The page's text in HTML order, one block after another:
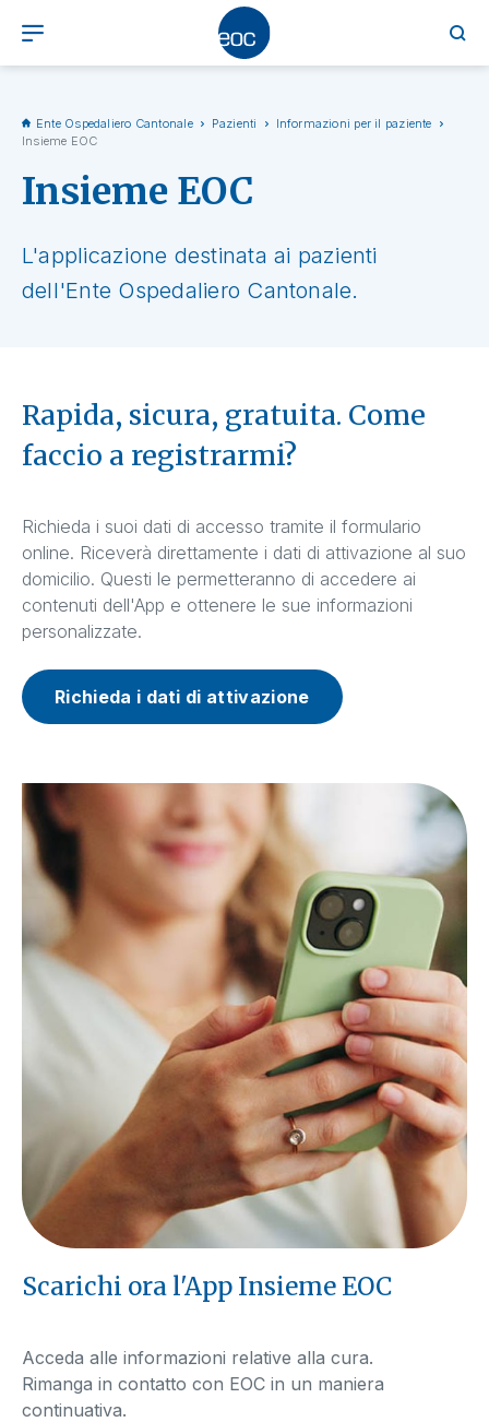
Ente Ospedaliero Cantonale Pazienti
Informazioni per il paziente
Insieme EOC
Insieme EOC
L'applicazione destinata ai pazienti
dell'Ente Ospedaliero Cantonale.
Rapida, sicura, gratuita. Come
faccio a registrarmi?
Richieda i suoi dati di accesso tramite il formulario
online. Riceverà direttamente i dati di attivazione al suo
domicilio. Questi le permetteranno di accedere ai
contenuti dell'App e ottenere le sue informazioni
personalizzate.
Richieda i dati di attivazione
Scarichi ora l'App Insieme EOC
Acceda alle informazioni relative alla cura.
Rimanga in contatto con EOC in un maniera
continuativa.